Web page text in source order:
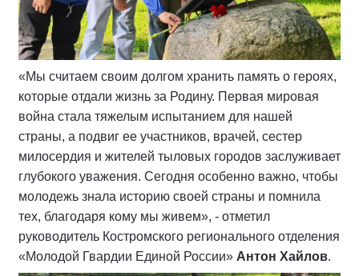
«Мы считаем своим долгом хранить память о героях,
которые отдали жизнь за Родину. Первая мировая
война стала тяжелым испытанием для нашей
страны, а подвиг ее участников, врачей, сестер
милосердия и жителей тыловых городов заслуживает
глубокого уважения. Сегодня особенно важно, чтобы
молодежь знала историю своей страны и помнила
тех, благодаря кому мы живем», - отметил
руководитель Костромского регионального отделения
«Молодой Гвардии Единой России» Антон Хайлов.